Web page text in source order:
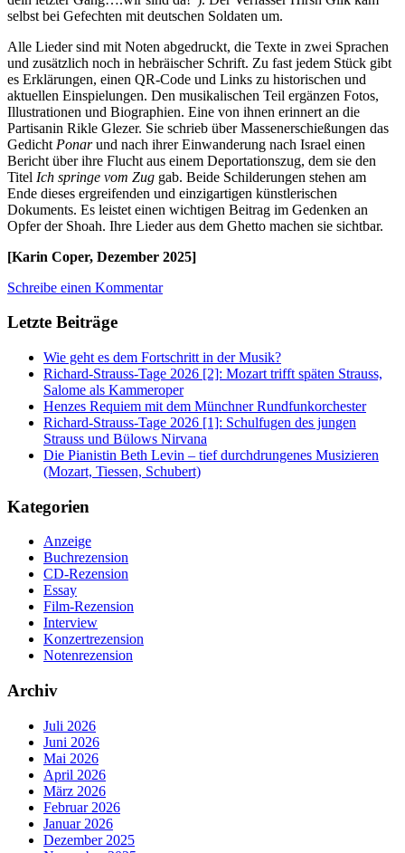
selbst bei Gefechten mit deutschen Soldaten um.
Alle Lieder sind mit Noten abgedruckt, die Texte in zwei Sprachen
und zusätzlich noch in hebräischer Schrift. Zu fast jedem Stück gibt
es Erklärungen, einen QR-Code und Links zu historischen und
aktuellen Einspielungen. Den musikalischen Teil ergänzen Fotos,
Illustrationen und Biographien. Eine von ihnen erinnert an die
Partisanin Rikle Glezer. Sie schrieb über Massenerschießungen das
Gedicht Ponarund nach ihrer Einwanderung nach Israel einen
Bericht über ihre Flucht aus einem Deportationszug, dem sie den
Titel Ich springe vom Zug gab. Beide Schilderungen stehen am
Ende dieses ergreifenden und einzigartigen künstlerischen
Dokuments. Es leistet einen wichtigen Beitrag im Gedenken an
Opfer der Shoah. Ihre Lieder aus dem Ghetto machen sie sichtbar.
[Karin Coper, Dezember 2025]
Schreibe einen Kommentar
Letzte Beiträge
Wie geht es dem Fortschritt in der Musik?
Richard-Strauss-Tage 2026 [2]: Mozart trifft späten Strauss,
Salome als Kammeroper
Henzes Requiem mit dem Münchner Rundfunkorchester
Richard-Strauss-Tage 2026 [1]: Schulfugen des jungen
Strauss und Bülows Nirvana
Die Pianistin Beth Levin – tief durchdrungenes Musizieren
(Mozart, Tiessen, Schubert)
Kategorien
Anzeige
Buchrezension
CD-Rezension
Essay
Film-Rezension
Interview
Konzertrezension
Notenrezension
Archiv
Juli 2026
Juni 2026
Mai 2026
April 2026
März 2026
Februar 2026
Januar 2026
Dezember 2025